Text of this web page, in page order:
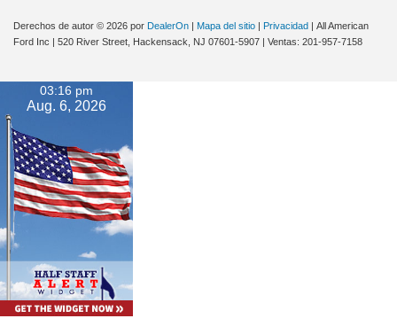
Derechos de autor © 2026 por DealerOn | Mapa del sitio | Privacidad | All American
Ford Inc | 520 River Street, Hackensack, NJ 07601-5907 | Ventas: 201-957-7158
03:16 pm
Aug. 6, 2026